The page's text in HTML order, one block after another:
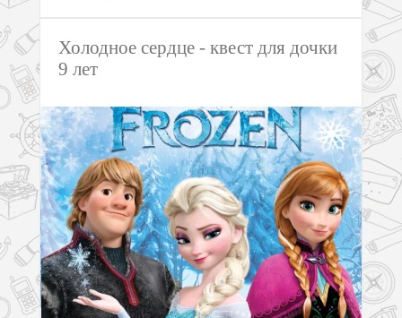
Холодное сердце - квест для дочки
9 лет